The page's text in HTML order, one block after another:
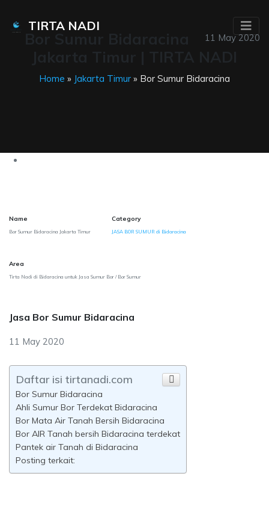
TIRTA NADI
11 May 2020
Home » Jakarta Timur » Bor Sumur Bidaracina
Name
Bor Sumur Bidaracina Jakarta Timur
Category
JASA BOR SUMUR di Bidaracina
Area
Tirta Nadi di Bidaracina untuk Jasa Sumur Bor / Bor Sumur
Jasa Bor Sumur Bidaracina
11 May 2020
Daftar isi tirtanadi.com
Bor Sumur Bidaracina
Ahli Sumur Bor Terdekat Bidaracina
Bor Mata Air Tanah Bersih Bidaracina
Bor AIR Tanah bersih Bidaracina terdekat
Pantek air Tanah di Bidaracina
Posting terkait: